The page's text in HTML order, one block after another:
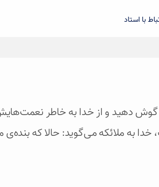
با استاد
دهید و از خدا به خاطر
به ملائکه می‌گوید: حالا که